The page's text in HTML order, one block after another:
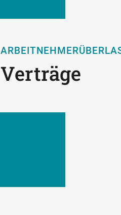
Verträge